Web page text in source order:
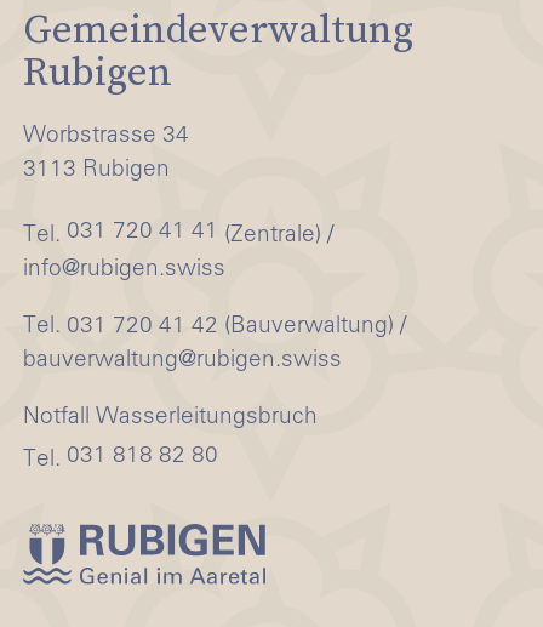
Gemeindeverwaltung
Rubigen
Worbstrasse 34
3113 Rubigen
Tel. 031 720 41 41 (Zentrale) /
info@rubigen.swiss
Tel. 031 720 41 42 (Bauverwaltung) /
bauverwaltung@rubigen.swiss
Notfall Wasserleitungsbruch
Tel. 031 818 82 80